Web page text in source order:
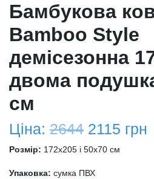
Бамбукова
Bamboo Style
демісезонна
двома
см
Ціна: 2644 2115 грн
Розмір: 172x205 і 50х70 см
Упаковка: сумка ПВХ